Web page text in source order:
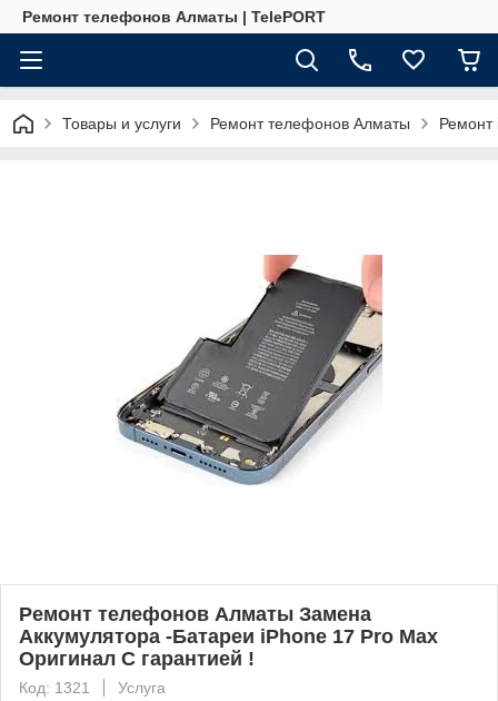
Ремонт телефонов Алматы | TelePORT
Товары и услуги Ремонт телефонов Алматы Ремонт
Ремонт телефонов Алматы Замена
Аккумулятора -Батареи iPhone 17 Pro Max
Оригинал С гарантией !
Код: 1321 Услуга